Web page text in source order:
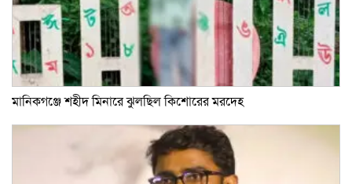
মানিকগঞ্জে শহীদ মিনারে ঝুলছিল কিশোরের মরদেহ